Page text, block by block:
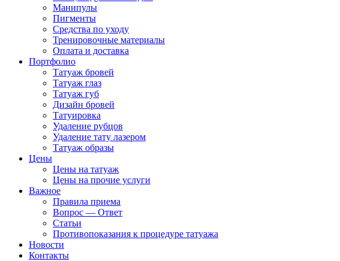
Манипулы
Пигменты
Средства по уходу
Тренировочные материалы
Оплата и доставка
Портфолио
Татуаж бровей
Татуаж глаз
Татуаж губ
Дизайн бровей
Татуировка
Удаление рубцов
Удаление тату лазером
Татуаж образы
Цены
Цены на татуаж
Цены на прочие услуги
Важное
Правила приема
Вопрос — Ответ
Статьи
Противопоказания к процедуре татуажа
Новости
Контакты